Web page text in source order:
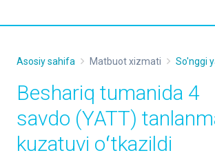
Asosiy sahifa Matbuot xizmati So'nggi
Beshariq tumanida 4
savdo (YATT)
kuzatuvi oʻtkazildi